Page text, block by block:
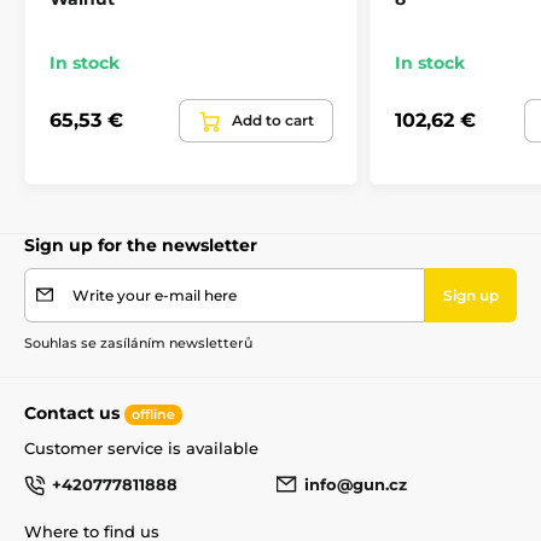
The product is included in categories
Rifle stocks and grips
In stock
65,53 € Add to cart
In stock
102,62 €
Sign up for the newsletter
Write your e-mail here Sign up
Souhlas se zasíláním newsletterů
Contact us offline
Customer service is available
+420777811888
info@gun.cz
Where to find us